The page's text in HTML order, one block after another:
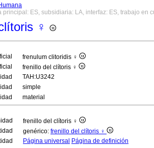
principal: ES, subsidiaria: LA, interfaz: ES, trabajo en
♀
frenulum clitoridis ♀
frenillo del clítoris ♀
TAH:U3242
simple
material
frenillo del clítoris ♀
genérico: frenillo del clítoris ♀
Página universal Página de definición